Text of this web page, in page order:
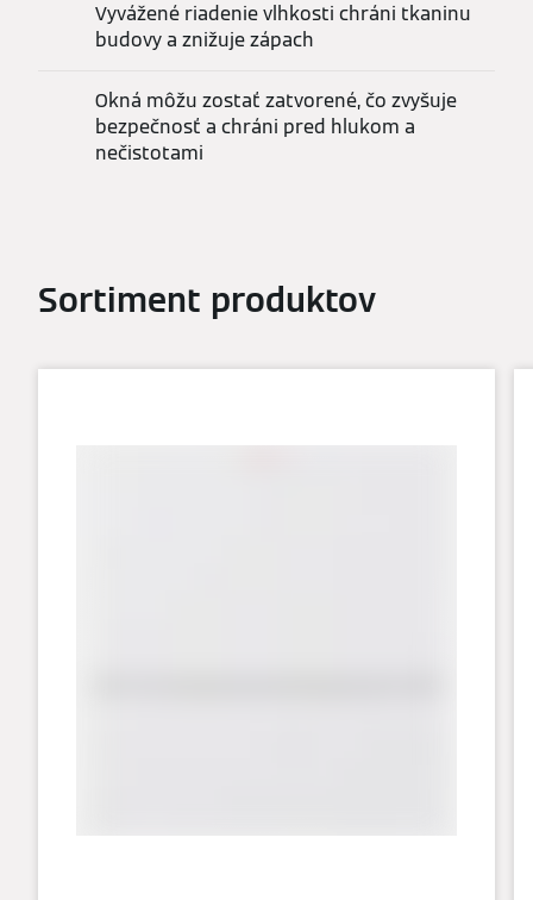
Vyvážené riadenie vlhkosti chráni tkaninu
budovy a znižuje zápach
Okná môžu zostať zatvorené, čo zvyšuje
bezpečnosť a chráni pred hlukom a
nečistotami
Sortiment produktov